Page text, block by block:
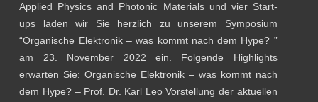
Applied Physics and Photonic Materials und vier Start-
ups laden wir Sie herzlich zu unserem Symposium
“Organische Elektronik – was kommt nach dem Hype? ”
am 23. November 2022 ein. Folgende Highlights
erwarten Sie: Organische Elektronik – was kommt nach
dem Hype? – Prof. Dr. Karl Leo Vorstellung der aktuellen